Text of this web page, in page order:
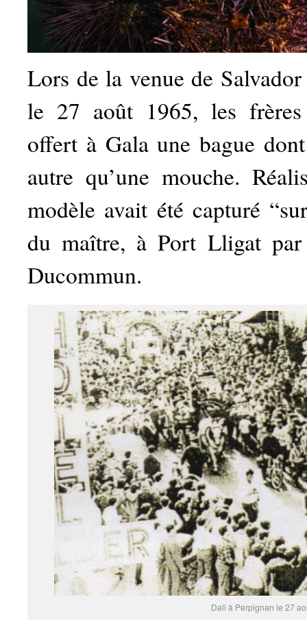
Lors de la venue de
le 27 août 1965, les
offert à Gala une bague
autre qu’une mouche.
modèle avait été capturé
du maître, à Port Lligat
Ducommun.
Dali à Perpignan le 27